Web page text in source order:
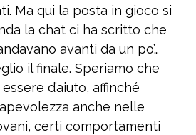
Ma qui la posta in gioco si
la chat ci ha scritto che
avanti da un po’…
il finale. Speriamo che
d’aiuto, affinché
anche nelle
certi comportamenti